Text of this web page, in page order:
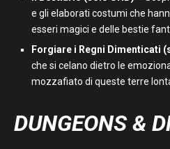
e gli elaborati costumi che
esseri magici e delle bestie
Forgiare i Regni Dimenticati
che si celano dietro le
mozzafiato di queste terre
DUNGEONS &